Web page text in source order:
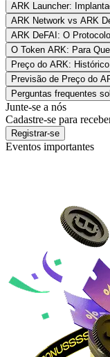
ARK Launcher:
ARK Network vs ARK
ARK DeFAI: O
O Token ARK: Para
Preço do ARK:
Previsão de Preço do
Perguntas frequentes
Junte-se a nós
Cadastre-se para
Registrar-se
Eventos importantes